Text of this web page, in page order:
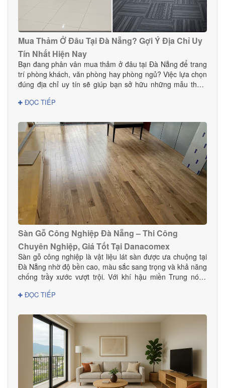
Mua Thảm Ở Đâu Tại Đà Nẵng? Gợi Ý Địa Chỉ Uy
Tín Nhất Hiện Nay
Bạn đang phân vân mua thảm ở đâu tại Đà Nẵng để trang
trí phòng khách, văn phòng hay phòng ngủ? Việc lựa chọn
đúng địa chỉ uy tín sẽ giúp bạn sở hữu những mẫu thảm
Trong bài viết này, DANACOMEX giới thiệu đến bạn nơi
tại Đà Nẵng.
ĐỌC TIẾP
Sàn Gỗ Công Nghiệp Đà Nẵng – Thi Công
Chuyên Nghiệp, Giá Tốt Tại Danacomex
Sàn gỗ công nghiệp là vật liệu lát sàn được ưa chuộng tại
Đà Nẵng nhờ độ bền cao, màu sắc sang trọng và khả năng
chống trầy xước vượt trội. Với khí hậu miền Trung nóng
gian bền đẹp và hạn chế cong vênh hiệu quả. Tại Đà
gỗ công nghiệp uy tín, được nhiều khách hàng gia đình,
khách sạn, showroom và văn phòng tin dùng.
ĐỌC TIẾP